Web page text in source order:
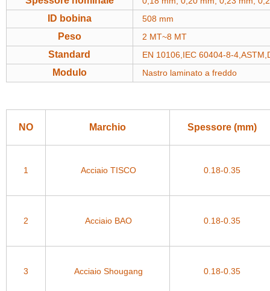
ID bobina 508 mm
Peso 2 MT~8 MT
Standard EN 10106,IEC 60404-8-
Modulo Nastro laminato a freddo
NO Marchio Spessore (mm)
1 Acciaio TISCO 0.18-0.35
2 Acciaio BAO 0.18-0.35
3 Acciaio Shougang 0.18-0.35